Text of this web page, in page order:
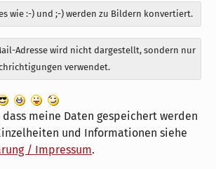
wie :-) und ;-) werden zu Bildern konvertiert.
Adresse wird nicht dargestellt, sondern nur
verwendet.
meine Daten gespeichert werden
und Informationen siehe
/ Impressum.